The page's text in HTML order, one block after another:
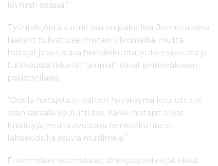
löyhästi päässä.”
Työntekijöistä suurin osa on paikallisia. Jennin aikana
lääkärit tulivat useimmiten ulkomailta, mutta
hoitajat ja avustava henkilökunta, kuten siivousta ja
tulkkausta tekevät ”ammat” olivat enimmäkseen
pakistanilaisia.
”Osalla hoitajista oli valtion hyväksymä koulutus ja
osan sairaala koulutti itse. Kaikki hoitajat olivat
kristittyjä, mutta avustava henkilökunta oli
lähiseudulla asuvia muslimeja.”
Ensimmäiset suomalaiset lähetystyöntekijät olivat